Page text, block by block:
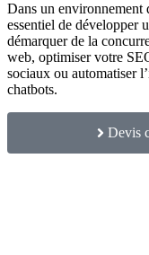
Dans un environnement
essentiel de développer
démarquer de la
web, optimiser votre
sociaux ou automatiser
chatbots.
Devis